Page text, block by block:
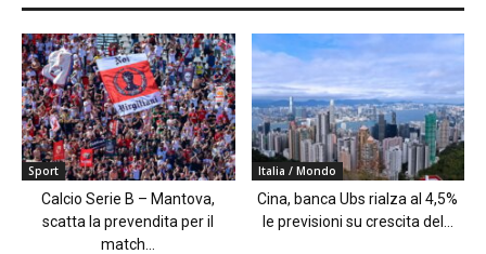
Sport
Calcio Serie B – Mantova,
scatta la prevendita per il
match...
Italia / Mondo
Cina, banca Ubs rialza al 4,5%
le previsioni su crescita del...